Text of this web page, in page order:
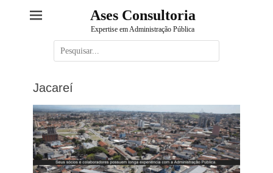
Ases Consultoria
Expertise em Administração Pública
Pesquisar
por:
Jacareí